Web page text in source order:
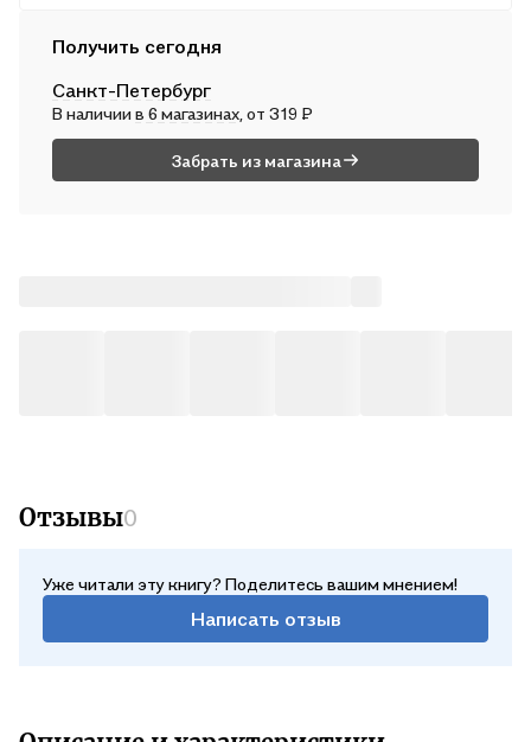
В пн, 10 августа — от 313 ₽
Почтой России
Во вт, 11 августа — от 503 ₽
Получить сегодня
Санкт-Петербург
В наличиив 6 магазинах , от 319 ₽
Забрать из магазина
Отзывы0
Уже читали эту книгу? Поделитесь вашим мнением!
Написать отзыв